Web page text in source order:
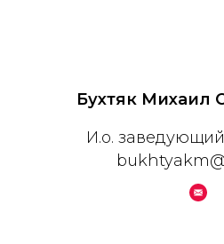
Бухтяк Михаил
И.о.